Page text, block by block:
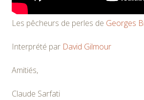
Les pêcheurs de perles de Georges
Interprété par David Gilmour
Amitiés,
Claude Sarfati